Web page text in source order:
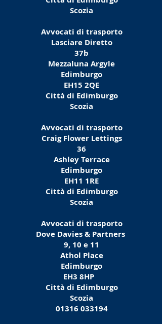
Scozia
Avvocati di trasporto
Lasciare Diretto
37b
Mezzaluna Argyle
Edimburgo
EH15 2QE
Città di Edimburgo
Scozia
Avvocati di trasporto
Craig Flower Lettings
36
Ashley Terrace
Edimburgo
EH11 1RE
Città di Edimburgo
Scozia
Avvocati di trasporto
Dove Davies & Partners
9, 10 e 11
Athol Place
Edimburgo
EH3 8HP
Città di Edimburgo
Scozia
01316 033194